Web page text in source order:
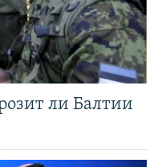
ли Балтии